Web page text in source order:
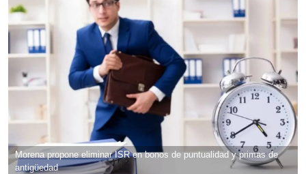
Morena propone eliminar ISR en bonos de puntualidad y primas de
antigüedad